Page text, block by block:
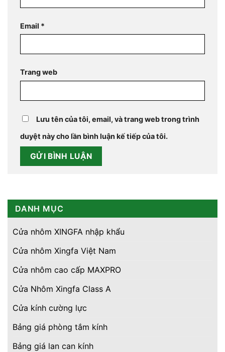
DANH MỤC
Cửa nhôm XINGFA nhập khẩu
Cửa nhôm Xingfa Việt Nam
Cửa nhôm cao cấp MAXPRO
Cửa Nhôm Xingfa Class A
Cửa kính cường lực
Bảng giá phòng tắm kính
Bảng giá lan can kính
Email *
Trang web
Lưu tên của tôi, email, và trang web trong trình
duyệt này cho lần bình luận kế tiếp của tôi.